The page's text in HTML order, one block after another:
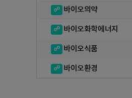
바이오의약
바이오화학에너지
바이오식품
바이오환경